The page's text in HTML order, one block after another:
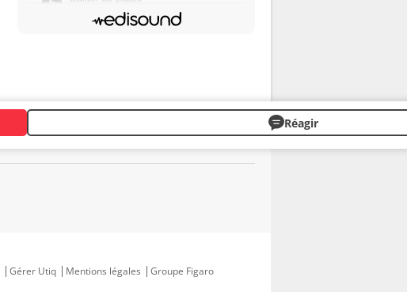
Réagir
Gérer Utiq Mentions légales
Groupe Figaro